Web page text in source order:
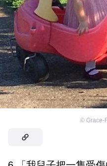
© Grace-